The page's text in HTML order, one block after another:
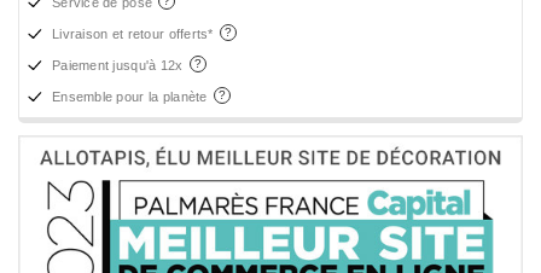
Livraison et retour offerts*
Paiement jusqu'à 12x
Ensemble pour la planète